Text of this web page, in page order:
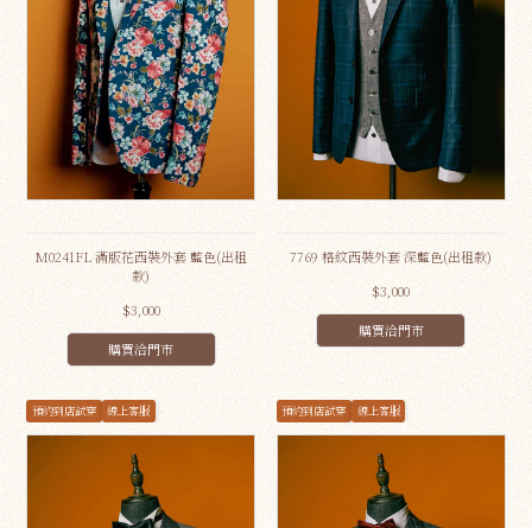
M0241FL 滿版花西裝外套 藍色(出租
款)
$3,000
購買洽門市
7769 格紋西裝外套 深藍色(出租款)
$3,000
購買洽門市
預約到店試穿 線上客服 預約到店試穿 線上客服